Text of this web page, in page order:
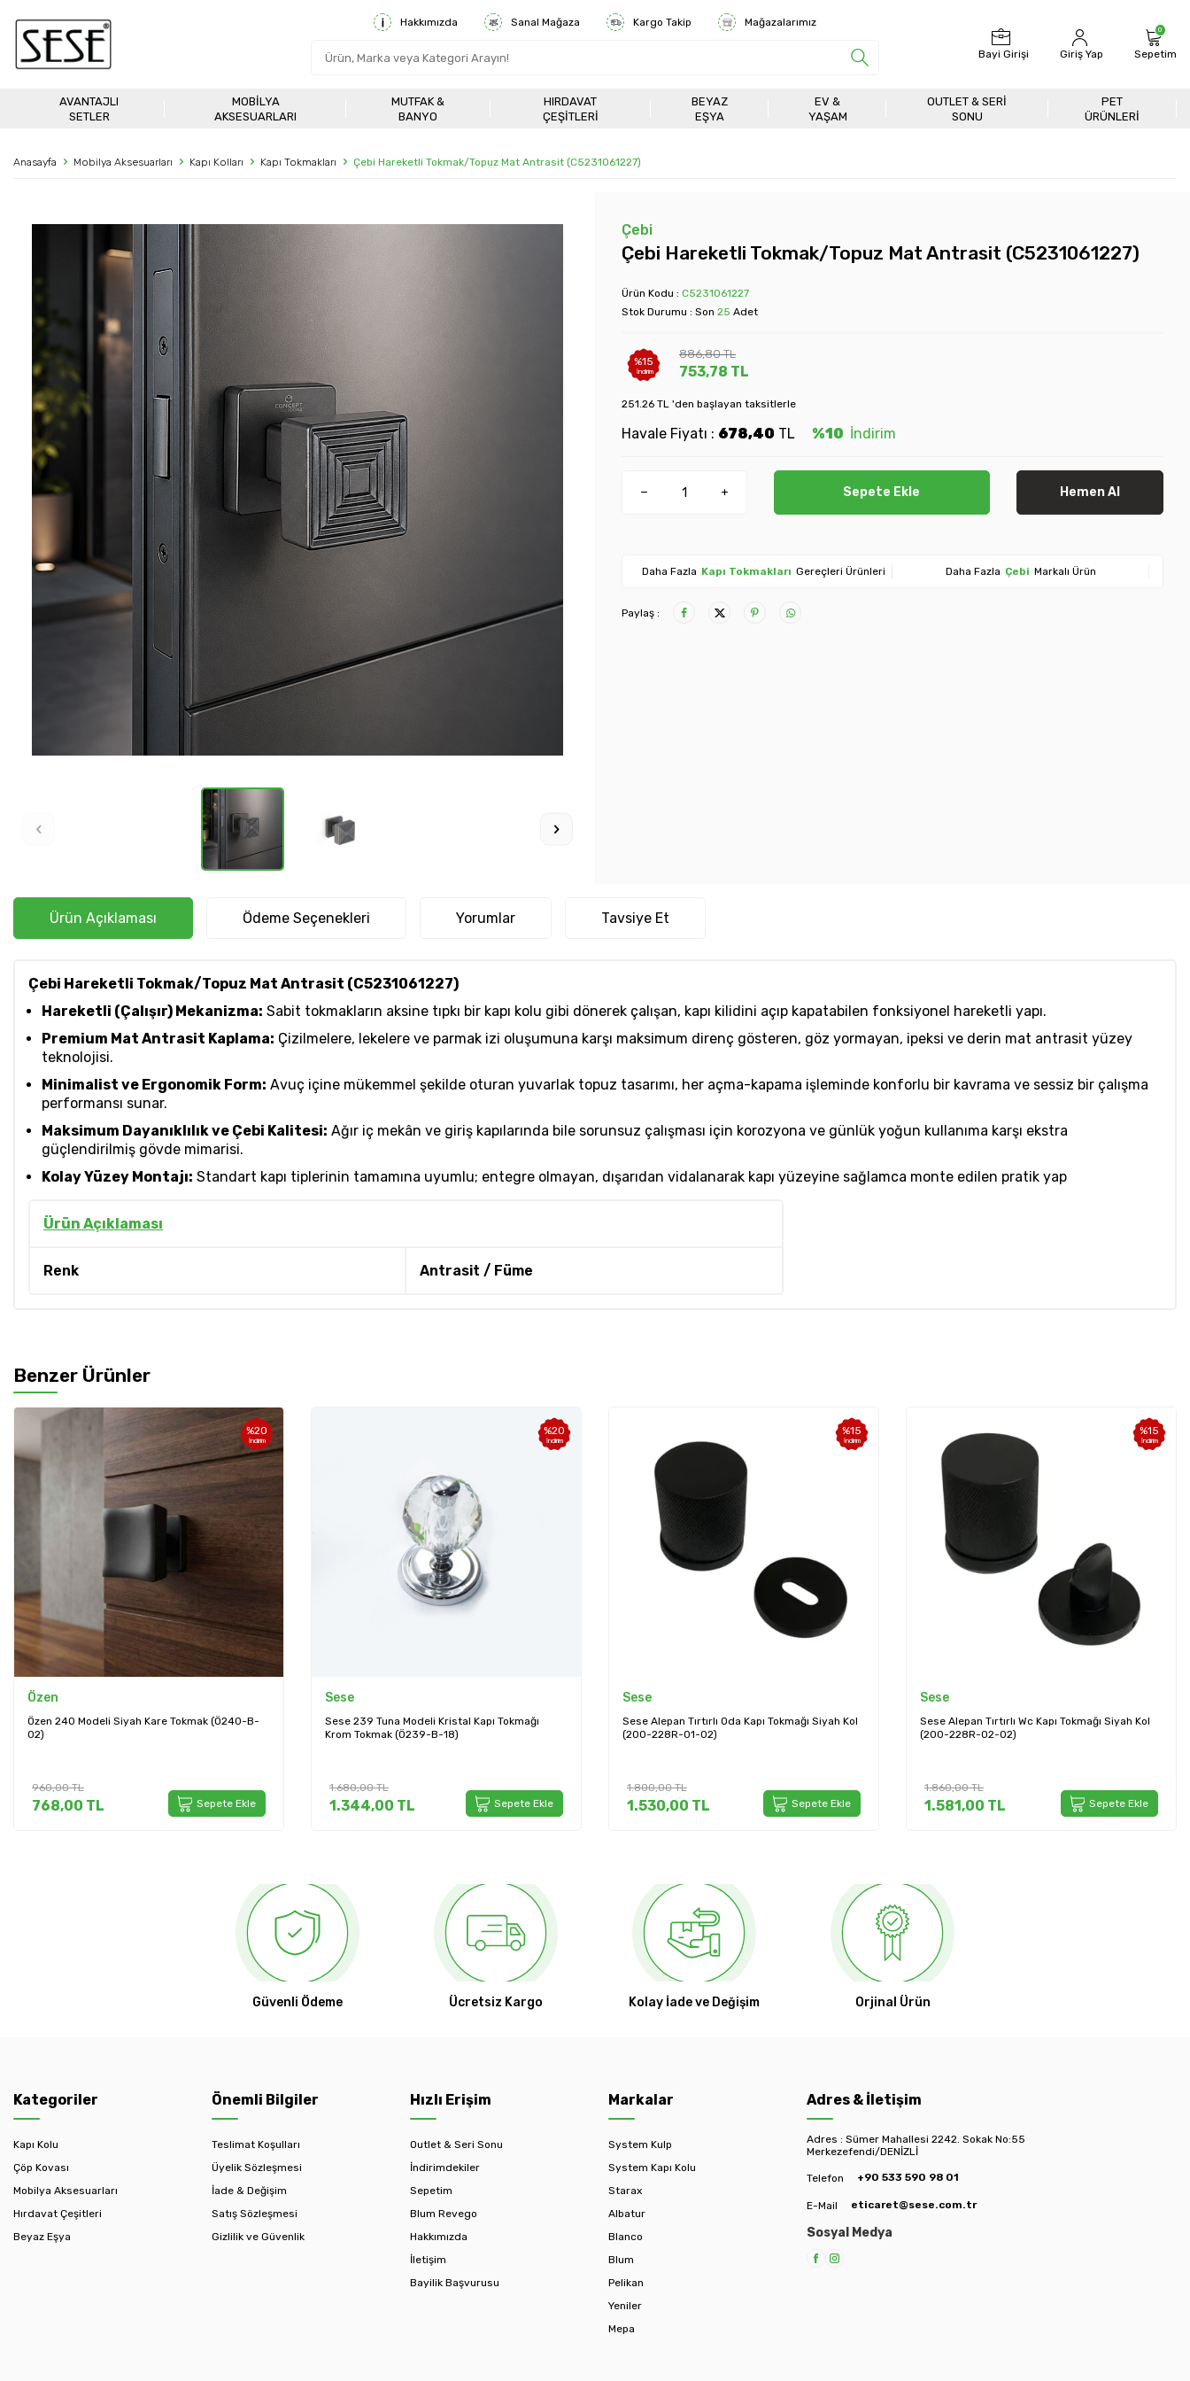
Hakkımızda Sanal Mağaza Kargo Takip Mağazalarımız
Bayi Girişi Giriş Yap
0
Sepetim
AVANTAJLI
SETLER
MOBILYA
AKSESUARLARI
MUTFAK &
BANYO
HIRDAVAT
ÇEŞITLERI
BEYAZ
EŞYA
EV &
YAŞAM
OUTLET & SERI
SONU
PET
ÜRÜNLERİ
Anasayfa Mobilya Aksesuarları Kapı Kolları Kapı Tokmakları Çebi Hareketli Tokmak/Topuz Mat Antrasit (C5231061227)
Çebi
Çebi Hareketli Tokmak/Topuz Mat Antrasit (C5231061227)
Ürün Kodu : C5231061227
Stok Durumu : Son 25 Adet
%15
İndirim
886,80TL
753,78 TL
251.26 TL 'den başlayan taksitlerle
Havale Fiyatı : 678,40 TL %10 İndirim
Sepete Ekle Hemen Al
Daha Fazla Kapı Tokmakları Gereçleri Ürünleri Daha Fazla Çebi Markalı Ürün
Paylaş :
Ürün Açıklaması Ödeme Seçenekleri Yorumlar Tavsiye Et
Çebi Hareketli Tokmak/Topuz Mat Antrasit (C5231061227)
Hareketli (Çalışır) Mekanizma: Sabit tokmakların aksine tıpkı bir kapı kolu gibi dönerek çalışan, kapı kilidini açıp kapatabilen fonksiyonel hareketli yapı.
Premium Mat Antrasit Kaplama: Çizilmelere, lekelere ve parmak izi oluşumuna karşı maksimum direnç gösteren, göz yormayan, ipeksi ve derin mat antrasit yüzey
teknolojisi.
Minimalist ve Ergonomik Form: Avuç içine mükemmel şekilde oturan yuvarlak topuz tasarımı, her açma-kapama işleminde konforlu bir kavrama ve sessiz bir çalışma
performansı sunar.
Maksimum Dayanıklılık ve Çebi Kalitesi: Ağır iç mekân ve giriş kapılarında bile sorunsuz çalışması için korozyona ve günlük yoğun kullanıma karşı ekstra
güçlendirilmiş gövde mimarisi.
Kolay Yüzey Montajı: Standart kapı tiplerinin tamamına uyumlu; entegre olmayan, dışarıdan vidalanarak kapı yüzeyine sağlamca monte edilen pratik yap
Ürün Açıklaması
Renk Antrasit / Füme
Benzer Ürünler
(Ö240-B-
Ekle
Sese 239 Tuna Modeli Kristal Kapı Tokmağı
1.680,00TL
1.344,00 TL Sepete Ekle
Sese Alepan Tırtırlı Oda Kapı Tokmağı Siyah Kol
(200-228R-01-02)
1.800,00TL
1.530,00 TL Sepete Ekle
İndirim
Sese Alepan Tırtırlı Wc Kapı Tokmağı Siyah Kol
1.860,00TL
1.581,00TL Sepete Ekle
Sese Alepan Tırtırlı Oda Kapı
2.280,00TL
1.938,00 TL
Güvenli Ödeme Ücretsiz Kargo Kolay İade ve Değişim Orjinal Ürün
Kategoriler
Kapı Kolu
Çöp Kovası
Mobilya Aksesuarları
Hırdavat Çeşitleri
Beyaz Eşya
Önemli Bilgiler
Teslimat Koşulları
Üyelik Sözleşmesi
İade & Değişim
Satış Sözleşmesi
Gizlilik ve Güvenlik
Hızlı Erişim
Outlet & Seri Sonu
İndirimdekiler
Sepetim
Blum Revego
Hakkımızda
İletişim
Bayilik Başvurusu
Markalar
System Kulp
System Kapı Kolu
Starax
Albatur
Blanco
Blum
Pelikan
Yeniler
Mepa
Adres & İletişim
Adres : Sümer Mahallesi 2242. Sokak No:55
Merkezefendi/DENİZLİ
Telefon +90 533 590 98 01
E-Mail eticaret@sese.com.tr
Sosyal Medya